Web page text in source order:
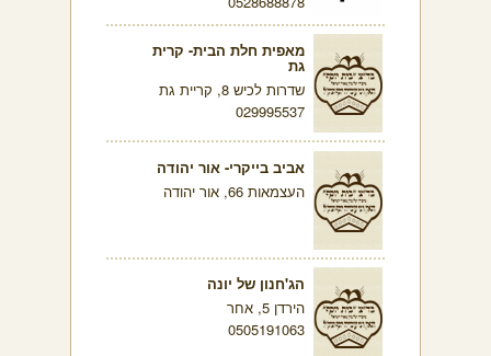
מאפית חלת הבית- קרית
גת
שדרות לכיש 8, קריית גת
029995537
אביב בייקרי- אור יהודה
העצמאות 66, אור יהודה
הג'חנון של יונה
הירדן 5, אחר
0505191063